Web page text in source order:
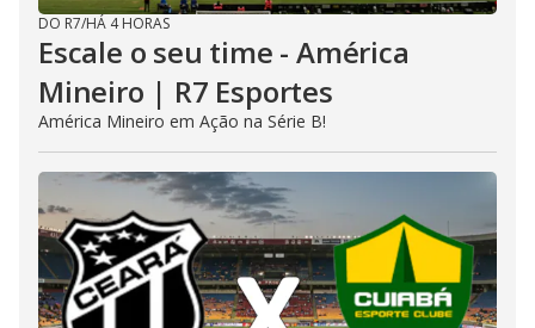
DO R7/HÁ 4 HORAS
Escale o seu time - América
Mineiro | R7 Esportes
América Mineiro em Ação na Série B!